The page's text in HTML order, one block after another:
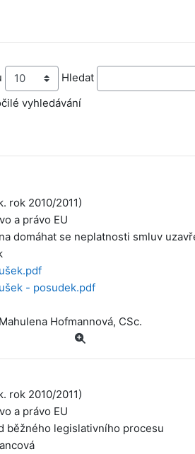
Hledat
vyhledávání
rok 2010/2011)
a právo EU
domáhat se neplatnosti smluv
- posudek.pdf
Hofmannová, CSc.
rok 2010/2011)
a právo EU
běžného legislativního procesu